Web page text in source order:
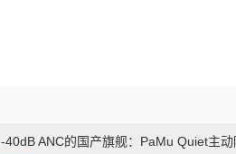
-40dB ANC的国产旗舰：PaMu Quiet主